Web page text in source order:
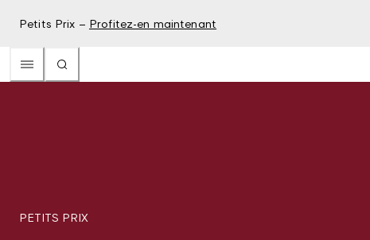
Petits Prix – Profitez-en maintenant
PETITS PRIX